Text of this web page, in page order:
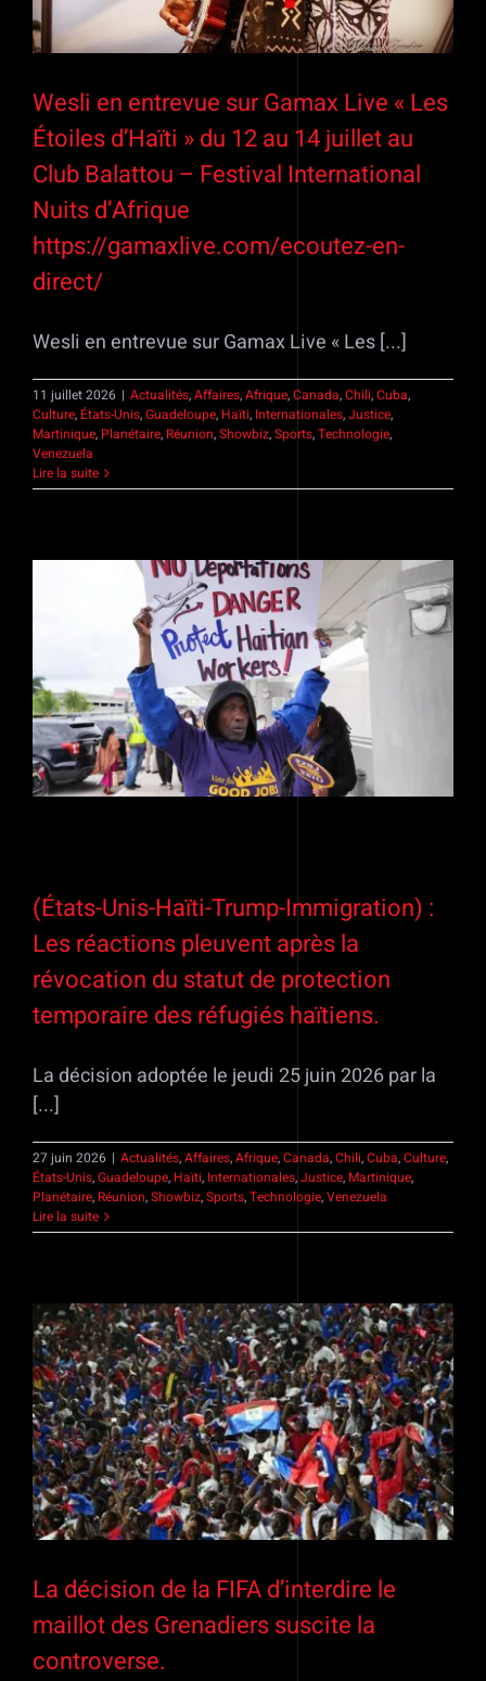
Wesli en entrevue sur Gamax Live « Les
Étoiles d’Haïti » du 12 au 14 juillet au
Club Balattou – Festival International
Nuits d’Afrique
https://gamaxlive.com/ecoutez-en-
direct/
Wesli en entrevue sur Gamax Live « Les [...]
11 juillet 2026 | Actualités,Affaires,Afrique,Canada,Chili,Cuba,
Culture, États-Unis,Guadeloupe, Haïti, Internationales,Justice,
Martinique, Planétaire, Réunion,Showbiz,Sports,Technologie,
Venezuela
Lire la suite
(États-Unis-Haïti-Trump-Immigration) :
Les réactions pleuvent après la
révocation du statut de protection
temporaire des réfugiés haïtiens.
La décision adoptée le jeudi 25 juin 2026 par la
[...]
27 juin 2026 | Actualités,Affaires,Afrique,Canada,Chili,Cuba,Culture,
États-Unis,Guadeloupe, Haïti, Internationales,Justice, Martinique,
Planétaire, Réunion,Showbiz,Sports,Technologie,Venezuela
Lire la suite
La décision de la FIFA d’interdire le
maillot des Grenadiers suscite la
controverse.